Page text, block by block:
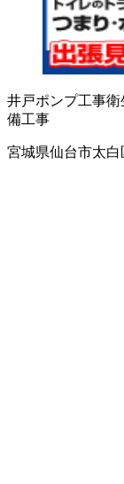
井戸ポンプ工事衛
備工事
宮城県仙台市太白